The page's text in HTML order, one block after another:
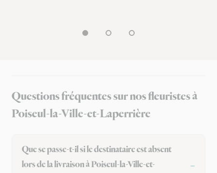
Questions fréquentes sur nos fleuristes à
Poiseul-la-Ville-et-Laperrière
Que se passe-t-il si le destinataire est absent
lors de la livraison à Poiseul-la-Ville-et-